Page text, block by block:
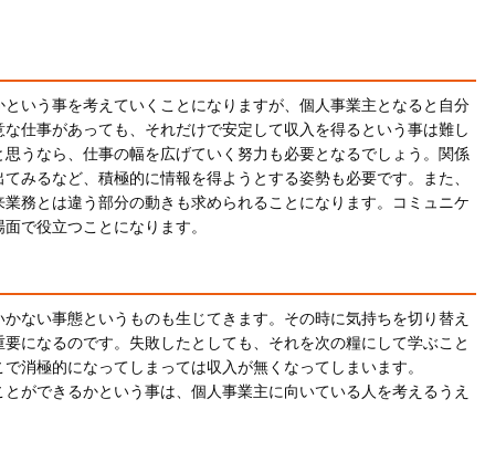
いう事を考えていくことになりますが、個人事業主となると自分
仕事があっても、それだけで安定して収入を得るという事は難し
うなら、仕事の幅を広げていく努力も必要となるでしょう。関係
みるなど、積極的に情報を得ようとする姿勢も必要です。また、
務とは違う部分の動きも求められることになります。コミュニケ
で役立つことになります。
ない事態というものも生じてきます。その時に気持ちを切り替え
になるのです。失敗したとしても、それを次の糧にして学ぶこと
消極的になってしまっては収入が無くなってしまいます。
ができるかという事は、個人事業主に向いている人を考えるうえ